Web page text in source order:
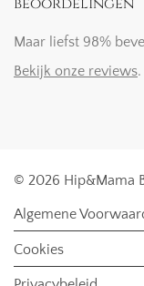
Maar liefst 98%
Bekijk onze reviews.
© 2026 Hip&Mama
Algemene
Cookies